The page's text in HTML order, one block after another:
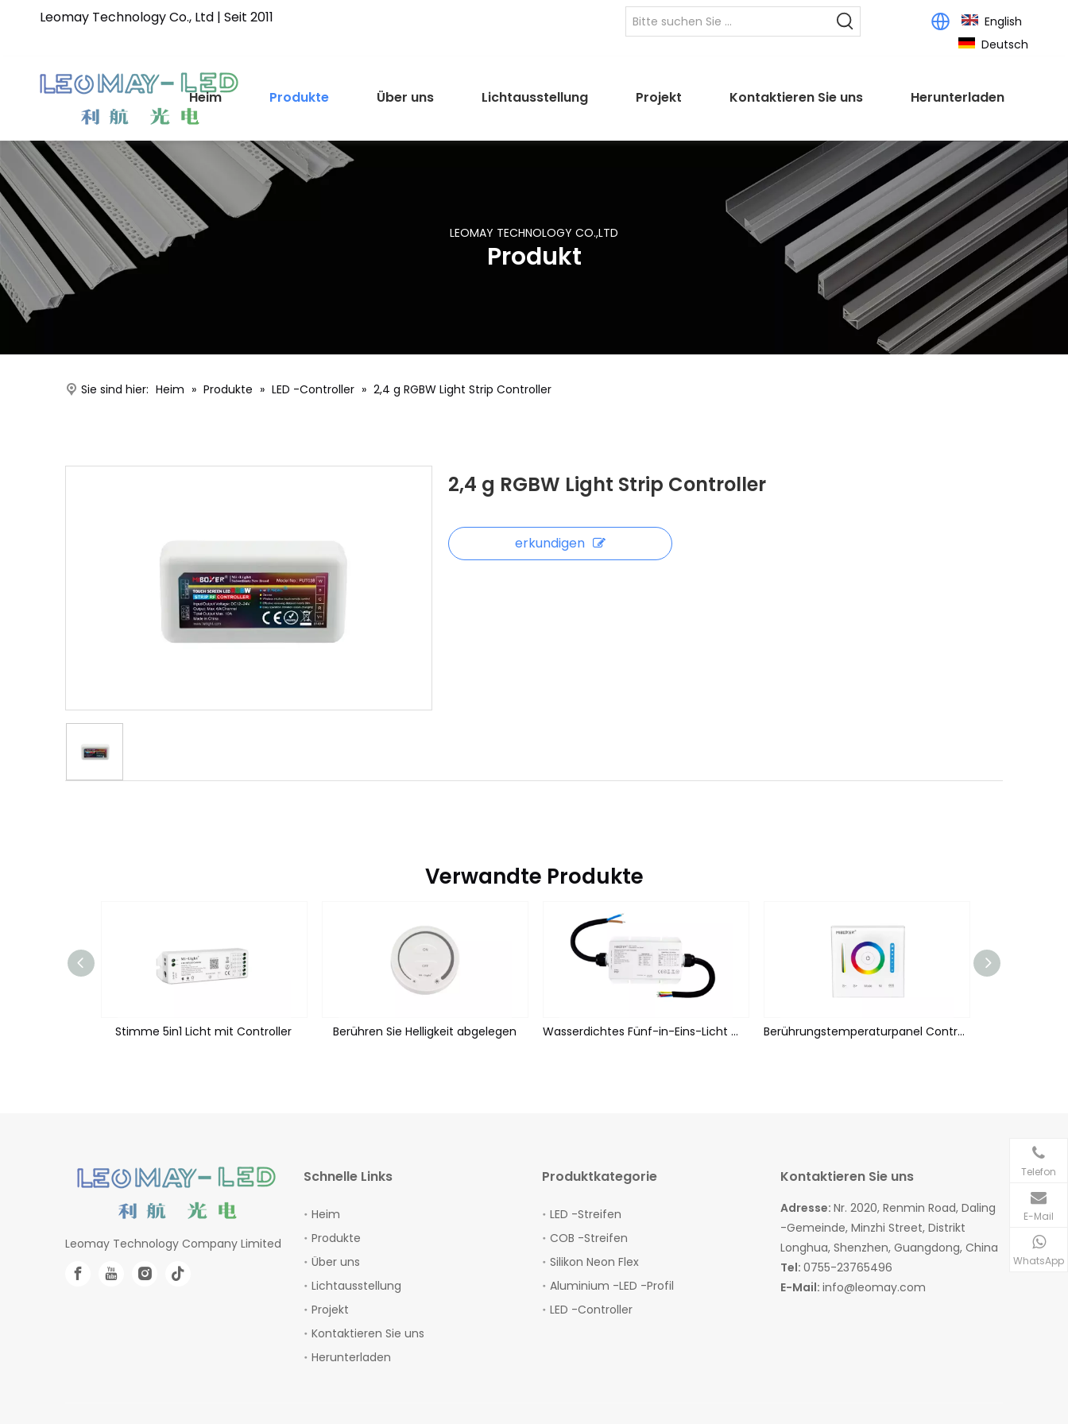
Leomay Technology Co., Ltd | Seit 2011
English
Deutsch
Heim Produkte Über uns Lichtausstellung Projekt Kontaktieren Sie uns Herunterladen
LEOMAY TECHNOLOGY CO.,LTD
Produkt
Sie sind hier: Heim » Produkte » LED -Controller » 2,4 g RGBW Light Strip Controller
2,4 g RGBW Light Strip Controller
erkundigen
Verwandte Produkte
Stimme 5in1 Licht mit Controller Berühren Sie Helligkeit abgelegen Wasserdichtes Fünf-in-Eins-Licht mit Controller Berührungstemperaturpanel Controller
Leomay Technology Company Limited
Schnelle Links
Heim
Produkte
Über uns
Lichtausstellung
Projekt
Kontaktieren Sie uns
Herunterladen
Produktkategorie
LED -Streifen
COB -Streifen
Silikon Neon Flex
Aluminium -LED -Profil
LED -Controller
Kontaktieren Sie uns
Adresse: Nr. 2020, Renmin Road, Daling
-Gemeinde, Minzhi Street, Distrikt
Longhua, Shenzhen, Guangdong, China
Tel: 0755-23765496
E-Mail: info@leomay.com
Telefon
E-Mail
WhatsApp